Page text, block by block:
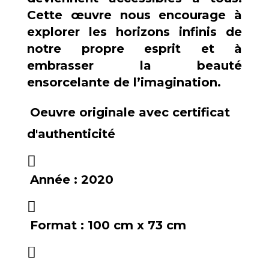
Cette œuvre nous encourage à
explorer les horizons infinis de
notre propre esprit et à
embrasser la beauté
ensorcelante de l’imagination.
Oeuvre originale avec certificat
d'authenticité
Année : 2020
Format : 100 cm x 73 cm